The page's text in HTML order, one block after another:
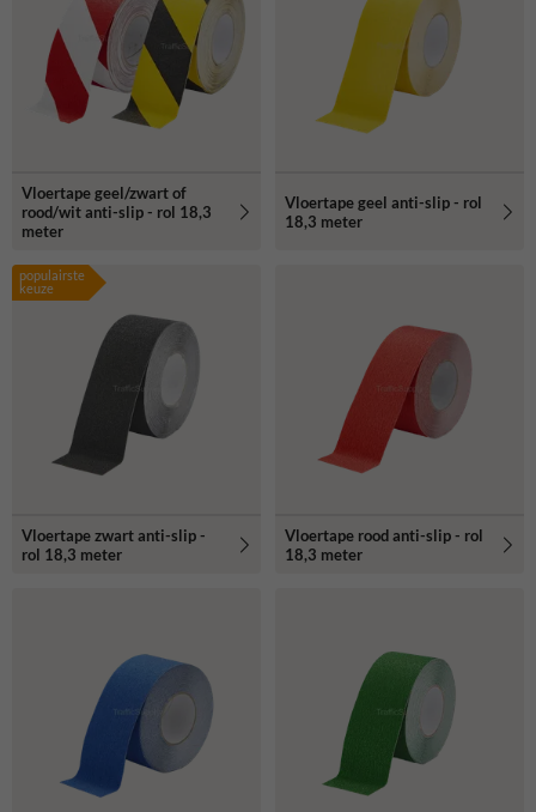
grijs, bruin, wit en oranje, kun je de tape afstemmen op de omgeving
waarin deze wordt gebruikt. Dit maakt het niet alleen functioneel,
maar ook esthetisch aantrekkelijk.
Vloertape geel/zwart of
rood/wit anti-slip - rol 18,3
meter
Vloertape geel anti-slip - rol
18,3 meter
populairste
keuze
Vloertape zwart anti-slip -
rol 18,3 meter
Vloertape rood anti-slip - rol
18,3 meter